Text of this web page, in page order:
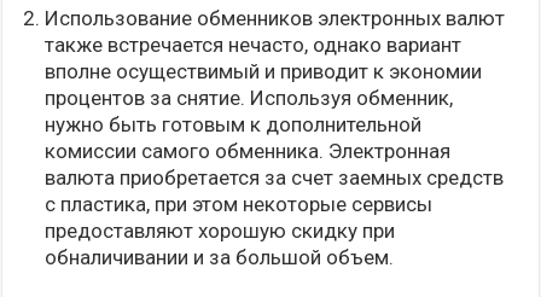
Использование обменников электронных валют
также встречается нечасто, однако вариант
вполне осуществимый и приводит к экономии
процентов за снятие. Используя обменник,
нужно быть готовым к дополнительной
комиссии самого обменника. Электронная
валюта приобретается за счет заемных средств
с пластика, при этом некоторые сервисы
предоставляют хорошую скидку при
обналичивании и за большой объем.